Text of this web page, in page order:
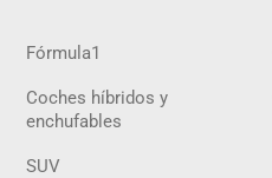
Fórmula1
Coches híbridos y
enchufables
SUV